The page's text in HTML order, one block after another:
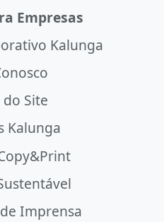
Empresas
Kalunga
Site
Kalunga
Imprensa